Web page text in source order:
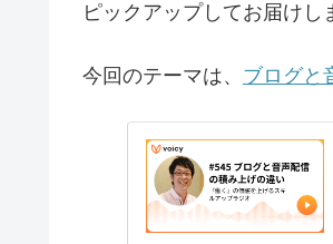
ピックアップしてお届けし
今回のテーマは、 ブログと